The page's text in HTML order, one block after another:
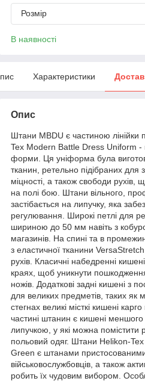
Розмір
В наявності
Характеристики
Опис
Штани MBDU є частиною лінійки
Tex Modern Battle Dress Uniform -
форми. Ця уніформа була
тканин, ретельно підібраних для
міцності, а також свободи
на полі бою. Штани вільного,
застібається на липучку, яка
регулювання. Широкі петлі для
шириною до 50 мм навіть з
магазинів. На спині та в
з еластичної тканини
рухів. Класичні набедренні
краях, щоб уникнути
ножів. Додаткові задні кишені з
для великих предметів, таких як
стегнах великі місткі кишені
частині штанин є кишені меншого
липучкою, у які можна помістити
польовий одяг. Штани Helikon-
Green є штанами
військовослужбовців, а також
робить їх чудовим вибором.